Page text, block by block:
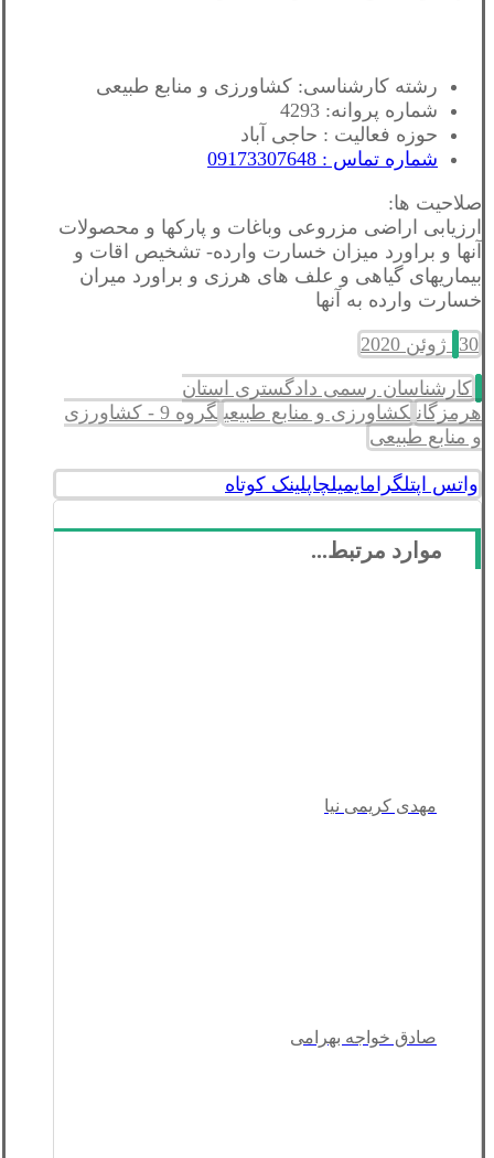
رشته کارشناسی: کشاورزی و منابع طبیعی
شماره پروانه: 4293
حوزه فعالیت : حاجی آباد
شماره تماس : 09173307648
صلاحیت ها:
ارزیابی اراضی مزروعی وباغات و پارکها و محصولات
آنها و براورد میزان خسارت وارده- تشخیص اقات و
بیماریهای گیاهی و علف های هرزی و براورد میران
خسارت وارده به آنها
30 ژوئن 2020
کارشناسان رسمی دادگستری استان
هرمزگان کشاورزی و منابع طبیعی
گروه 9 - کشاورزی
و منابع طبیعی
واتس اپتلگرامایمیلچاپلینک کوتاه
موارد مرتبط...
مهدی کریمی نیا
صادق خواجه بهرامی